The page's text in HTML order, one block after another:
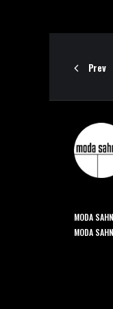
Prev
MODA
MODA